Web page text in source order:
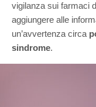
vigilanza sui farmaci
aggiungere alle
un’avvertenza circa
sindrome.